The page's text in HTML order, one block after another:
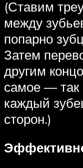
(Ставим
между
попарно
Затем
другим
самое — так
каждый
сторон.)